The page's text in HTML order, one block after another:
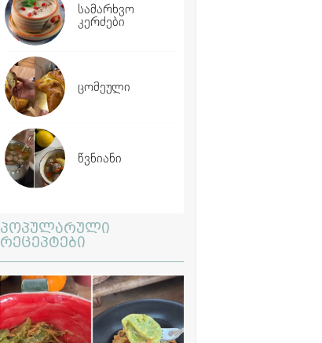
სამარხვო
კერძები
ცომეული
წვნიანი
პოპულარული
რეცეპტები